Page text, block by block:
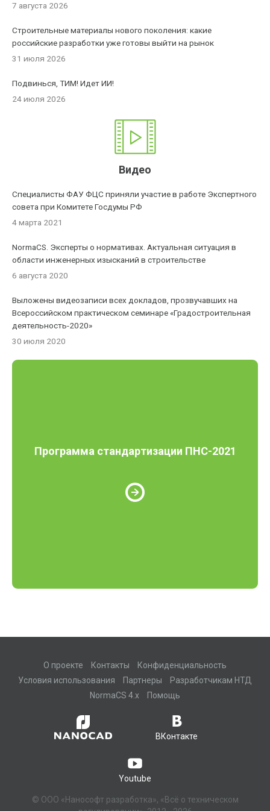
7 августа 2026
Строительные материалы нового поколения: какие
российские разработки уже готовы выйти на рынок
31 июля 2026
Подвинься, ТИМ! Идет ИИ!
24 июля 2026
Видео
Специалисты ФАУ ФЦС приняли участие в работе Экспертного
совета при Комитете Госдумы РФ
4 марта 2021
NormaCS. Эксперты о нормативах. Актуальная ситуация в
области инженерных изысканий в строительстве
6 августа 2020
Выложены видеозаписи всех докладов, прозвучавших на
Всероссийском практическом семинаре «Градостроительная
деятельность-2020»
30 июля 2020
Программа стандартизации ПНС-2021
О проекте Контакты
Конфиденциальность
Условия использования
Партнеры
Разработчикам НТД
NormaCS 4.x
Помощь
ВКонтакте
Youtube
© ООО «Нанософт разработка», «Всё о техническом